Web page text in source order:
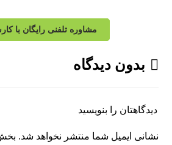
مشاوره تلفنی رایگان با
بدون دیدگاه
دیدگاهتان را بنویسید
نشانی ایمیل شما منتشر نخواهد شد.